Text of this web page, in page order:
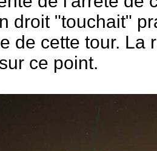
droit "touchait"
de cette tour. La
ce point.